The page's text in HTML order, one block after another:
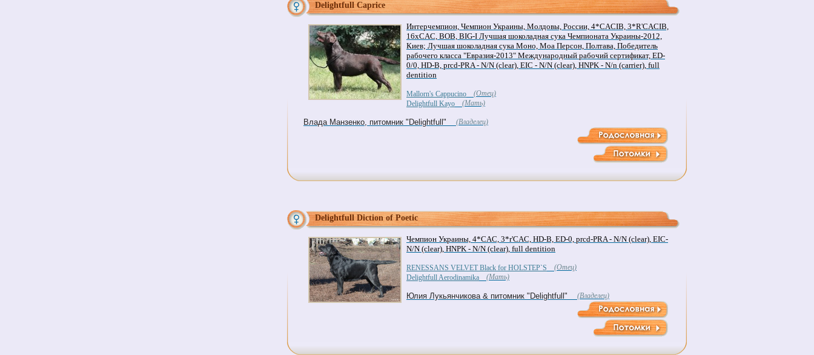
Delightfull Caprice
Интерчемпион, Чемпион Украины, Молдовы, России, 4*CACIB, 3*R'CACIB,
16xCAC, BOB, BIG-I Лучшая шоколадная сука Чемпионата Украины-2012,
Киев; Лучшая шоколадная сука Моно, Моа Персон, Полтава, Победитель
рабочего класса "Евразия-2013" Международный рабочий сертификат, ED-
0/0, HD-B, prcd-PRA - N/N (clear), EIC - N/N (clear), HNPK - N/n (carrier), full
dentition
Mallorn's Cappucino
(Отец)
Delightfull Kayo
(Мать)
Влада Манзенко, питомник "Delightfull" (Владелец)
Delightfull Diction of Poetic
Чемпион Украины, 4*CAC, 3*r'CAC, HD-B, ED-0, prcd-PRA - N/N (clear), EIC-
N/N (clear), HNPK - N/N (clear), full dentition
RENESSANS VELVET Black for HOLSTEP`S
(Отец)
Delightfull Aerodinamika
(Мать)
Юлия Лукьянчикова & питомник "Delightfull" (Владелец)